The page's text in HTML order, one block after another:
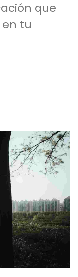
que
tu